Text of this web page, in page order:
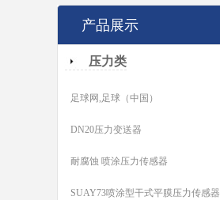
产品展示
压力类
足球网,足球（中国）
DN20压力变送器
耐腐蚀 喷涂压力传感器
SUAY73喷涂型干式平膜压力传感器